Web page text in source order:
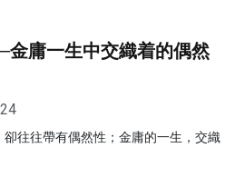
庸一生中交織着的偶然
往往帶有偶然性；金庸的一生，交織